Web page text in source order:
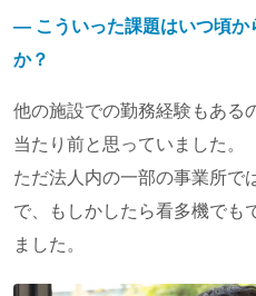
― こういった課題はいつ頃か
か？
他の施設での勤務経験もある
当たり前と思っていました。
ただ法人内の一部の事業所で
で、もしかしたら看多機でも
ました。